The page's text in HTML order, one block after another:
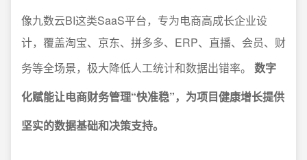
像九数云BI这类SaaS平台，专为电商高成长企业设
计，覆盖淘宝、京东、拼多多、ERP、直播、会员、财
务等全场景，极大降低人工统计和数据出错率。 数字
化赋能让电商财务管理“快准稳”，为项目健康增长提供
坚实的数据基础和决策支持。